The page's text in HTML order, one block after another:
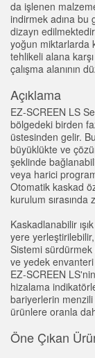
da işlenen
indirmek adına
dizayn
yoğun miktarlarda
tehlikeli alana
çalışma alanının
Açıklama
EZ-SCREEN LS
bölgedeki birden
üstesinden gelir.
büyüklükte ve
şeklinde
veya harici
Otomatik kaskad
kurulum
Kaskadlanabilir
yere
Sistemi sürdürmek
ve yedek
EZ-SCREEN
hizalama
bariyerlerin
ürünlere oranla
Öne Çıkan